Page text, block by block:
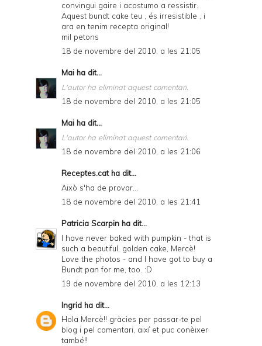
convingui gaire i acostumo a ressistir.
Aquest bundt cake teu , és irresistible , i
ara en tenim recepta original!
mil petons
18 de novembre del 2010, a les 21:05
Mai ha dit...
L'autor ha eliminat aquest comentari.
18 de novembre del 2010, a les 21:05
Mai ha dit...
L'autor ha eliminat aquest comentari.
18 de novembre del 2010, a les 21:06
Receptes.catha dit...
Això s'ha de provar...
18 de novembre del 2010, a les 21:41
Patricia Scarpin ha dit...
I have never baked with pumpkin - that is
such a beautiful, golden cake, Mercè!
Love the photos - and I have got to buy a
Bundt pan for me, too. :D
19 de novembre del 2010, a les 12:13
Ingrid ha dit...
Hola Mercè!! gràcies per passar-te pel
blog i pel comentari, així et puc conèixer
també!!